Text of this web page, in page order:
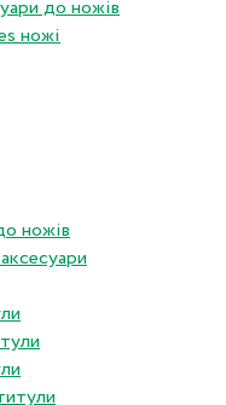
до ножів
ножі
ножів